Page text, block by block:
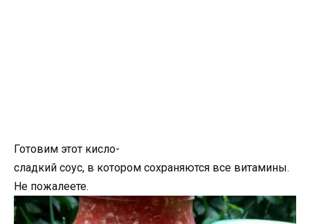
Готовим этот кисло-
сладкий соус, в котором сохраняются все витамины.
Не пожалеете.